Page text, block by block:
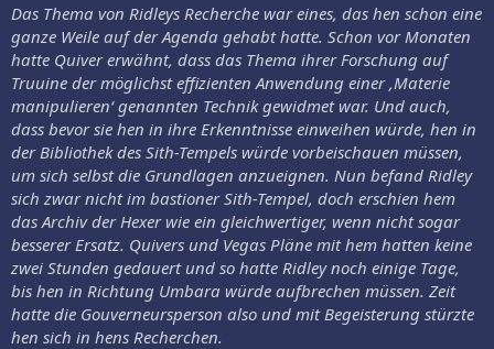
Das Thema von Ridleys Recherche war eines, das hen schon eine
ganze Weile auf der Agenda gehabt hatte. Schon vor Monaten
hatte Quiver erwähnt, dass das Thema ihrer Forschung auf
Truuine der möglichst effizienten Anwendung einer ‚Materie
manipulieren‘ genannten Technik gewidmet war. Und auch,
dass bevor sie hen in ihre Erkenntnisse einweihen würde, hen in
der Bibliothek des Sith-Tempels würde vorbeischauen müssen,
um sich selbst die Grundlagen anzueignen. Nun befand Ridley
sich zwar nicht im bastioner Sith-Tempel, doch erschien hem
das Archiv der Hexer wie ein gleichwertiger, wenn nicht sogar
besserer Ersatz. Quivers und Vegas Pläne mit hem hatten keine
zwei Stunden gedauert und so hatte Ridley noch einige Tage,
bis hen in Richtung Umbara würde aufbrechen müssen. Zeit
hatte die Gouverneursperson also und mit Begeisterung stürzte
hen sich in hens Recherchen.